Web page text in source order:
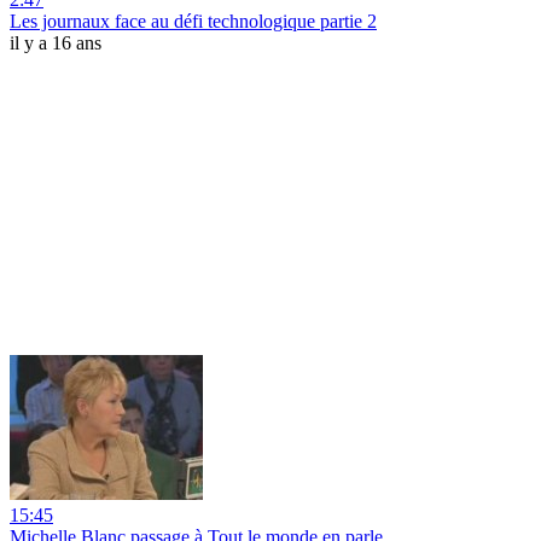
Les journaux face au défi technologique partie 2
il y a 16 ans
15:45
Michelle Blanc passage à Tout le monde en parle